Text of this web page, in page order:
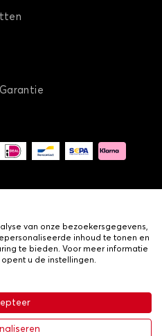
•Privacy- en cookiebeleid
van onze bezoekersgegevens,
inhoud te tonen en
te bieden. Voor meer informatie
u de instellingen.